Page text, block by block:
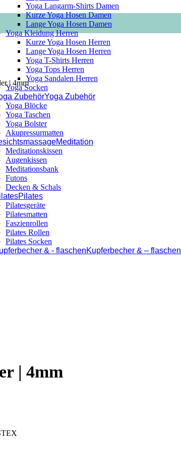
Yoga Langarm-Shirts Damen
Kurze Yoga Hosen Damen
Lange Yoga Hosen Damen
Yoga Kleidung Herren
Kurze Yoga Hosen Herren
Lange Yoga Hosen Herren
Yoga T-Shirts Herren
Yoga Tops Herren
Yoga Sandalen Herren
Yoga Socken
Yoga Zubehör
Yoga Blöcke
Yoga Taschen
Yoga Bolster
Akupressurmatten
Meditation
Meditationskissen
Augenkissen
Meditationsbank
Futons
Decken & Schals
Pilates
Pilatesgeräte
Pilatesmatten
Faszienrollen
Pilates Rollen
Pilates Socken
Kupferbecher & – flaschen
| 4mm
| 4mm